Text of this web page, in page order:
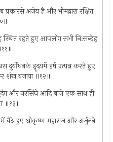
प्रकारसे अजेय है और भीमद्वारा रक्षित
स्थित रहते हुए आपलोग सभी नि:सन्देह
दुर्योधनके हॄदयमें हर्ष उत्पन्न करते हुए
शंख बजाया ॥१२॥
और नरसिंघे आदि बाजे एक साथ ही
॥१३॥
बैठे हुए श्रीकृष्ण महाराज और अर्जुनने